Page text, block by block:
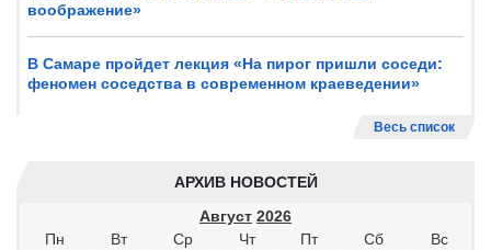
воображение»
В Самаре пройдет лекция «На пирог пришли соседи:
феномен соседства в современном краеведении»
Весь список
АРХИВ НОВОСТЕЙ
Август 2026
Пн
Вт Ср Чт Пт Сб
Вс